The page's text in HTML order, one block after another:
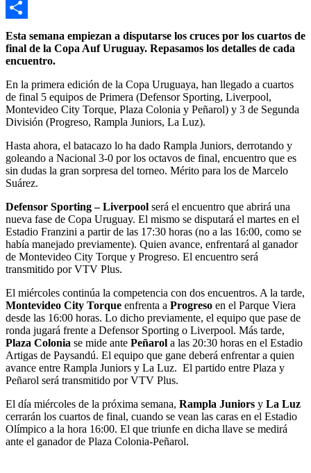
Email
Compartir
Esta semana empiezan a disputarse los cruces por los cuartos de
final de la Copa Auf Uruguay. Repasamos los detalles de cada
encuentro.
En la primera edición de la Copa Uruguaya, han llegado a cuartos
de final 5 equipos de Primera (Defensor Sporting, Liverpool,
Montevideo City Torque, Plaza Colonia y Peñarol) y 3 de Segunda
División (Progreso, Rampla Juniors, La Luz).
Hasta ahora, el batacazo lo ha dado Rampla Juniors, derrotando y
goleando a Nacional 3-0 por los octavos de final, encuentro que es
sin dudas la gran sorpresa del torneo. Mérito para los de Marcelo
Suárez.
Defensor Sporting – Liverpool será el encuentro que abrirá una
nueva fase de Copa Uruguay. El mismo se disputará el martes en el
Estadio Franzini a partir de las 17:30 horas (no a las 16:00, como se
había manejado previamente). Quien avance, enfrentará al ganador
de Montevideo City Torque y Progreso. El encuentro será
transmitido por VTV Plus.
El miércoles continúa la competencia con dos encuentros. A la tarde,
Montevideo City Torque enfrenta a Progreso en el Parque Viera
desde las 16:00 horas. Lo dicho previamente, el equipo que pase de
ronda jugará frente a Defensor Sporting o Liverpool. Más tarde,
Plaza Colonia se mide ante Peñarol a las 20:30 horas en el Estadio
Artigas de Paysandú. El equipo que gane deberá enfrentar a quien
avance entre Rampla Juniors y La Luz. El partido entre Plaza y
Peñarol será transmitido por VTV Plus.
El día miércoles de la próxima semana, Rampla Juniors y La Luz
cerrarán los cuartos de final, cuando se vean las caras en el Estadio
Olímpico a la hora 16:00. El que triunfe en dicha llave se medirá
ante el ganador de Plaza Colonia-Peñarol.